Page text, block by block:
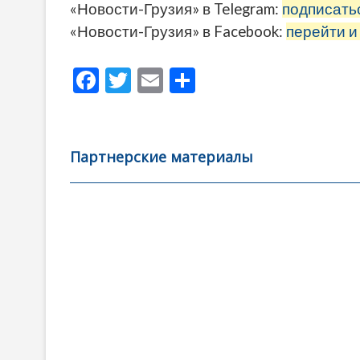
«Новости-Грузия» в Telegram:
«Новости-Грузия» в Facebook: перейти и
F
b
o
T
er
E
l
а
в
Партнерские материалы